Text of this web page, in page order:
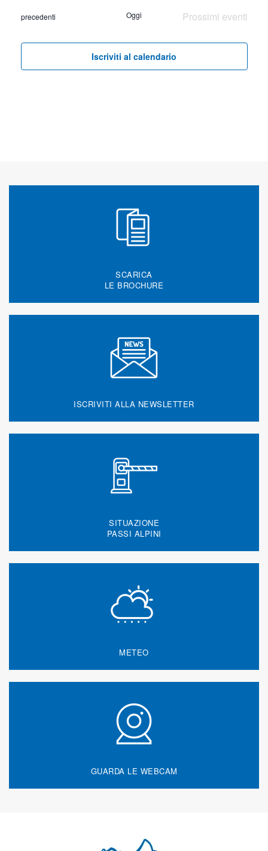
data.
Eventi
precedenti Oggi Prossimi eventi
Iscriviti al calendario
SCARICA
LE BROCHURE
ISCRIVITI ALLA NEWSLETTER
SITUAZIONE
PASSI ALPINI
METEO
GUARDA LE WEBCAM